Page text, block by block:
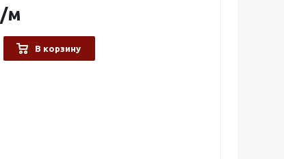
/м
В корзину